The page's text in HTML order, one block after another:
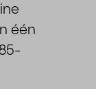
één